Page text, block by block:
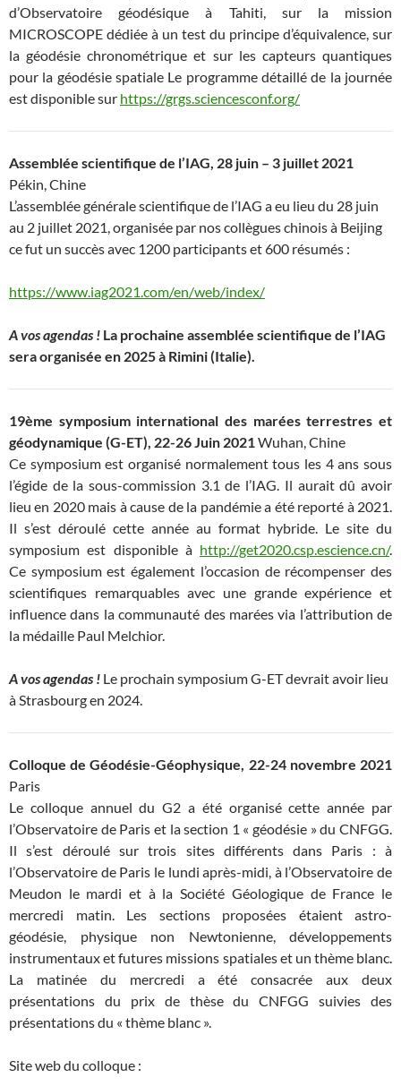
d’Observatoire géodésique à Tahiti, sur la mission
MICROSCOPE dédiée à un test du principe d’équivalence, sur
la géodésie chronométrique et sur les capteurs quantiques
pour la géodésie spatiale Le programme détaillé de la journée
est disponible sur https://grgs.sciencesconf.org/
Assemblée scientifique de l’IAG, 28 juin – 3 juillet 2021
Pékin, Chine
L’assemblée générale scientifique de l’IAG a eu lieu du 28 juin
au 2 juillet 2021, organisée par nos collègues chinois à Beijing
ce fut un succès avec 1200 participants et 600 résumés :
https://www.iag2021.com/en/web/index/
A vos agendas ! La prochaine assemblée scientifique de l’IAG
sera organisée en 2025 à Rimini (Italie).
19ème symposium international des marées terrestres et
géodynamique (G-ET), 22-26 Juin 2021Wuhan, Chine
Ce symposium est organisé normalement tous les 4 ans sous
l’égide de la sous-commission 3.1 de l’IAG. Il aurait dû avoir
lieu en 2020 mais à cause de la pandémie a été reporté à 2021.
Il s’est déroulé cette année au format hybride. Le site du
symposium est disponible à http://get2020.csp.escience.cn/.
Ce symposium est également l’occasion de récompenser des
scientifiques remarquables avec une grande expérience et
influence dans la communauté des marées via l’attribution de
la médaille Paul Melchior.
A vos agendas ! Le prochain symposium G-ET devrait avoir lieu
à Strasbourg en 2024.
Colloque de Géodésie-Géophysique, 22-24 novembre 2021
Paris
Le colloque annuel du G2 a été organisé cette année par
l’Observatoire de Paris et la section 1 « géodésie » du CNFGG.
Il s’est déroulé sur trois sites différents dans Paris : à
l’Observatoire de Paris le lundi après-midi, à l’Observatoire de
Meudon le mardi et à la Société Géologique de France le
mercredi matin. Les sections proposées étaient astro-
géodésie, physique non Newtonienne, développements
instrumentaux et futures missions spatiales et un thème blanc.
La matinée du mercredi a été consacrée aux deux
présentations du prix de thèse du CNFGG suivies des
présentations du « thème blanc ».
Site web du colloque :